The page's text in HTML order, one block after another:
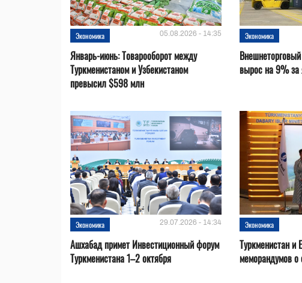
Экономика 05.08.2026 - 14:35
Январь-июнь: Товарооборот между
Туркменистаном и Узбекистаном
превысил $598 млн
Экономика
вырос на 9%
Экономика 29.07.2026 - 14:34
Ашхабад примет Инвестиционный форум
Туркменистана 1–2 октября
Экономика
Туркменистан и
меморандумов о